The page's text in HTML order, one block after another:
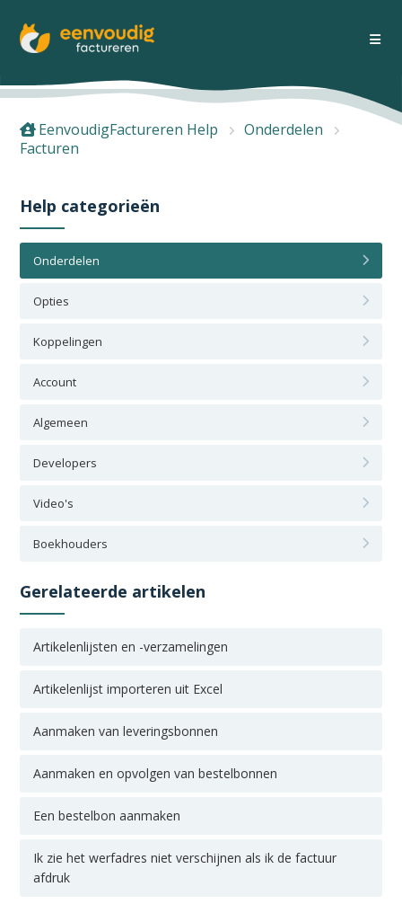
EenvoudigFactureren Help
Onderdelen
Facturen
Help categorieën
Onderdelen
Opties
Koppelingen
Account
Algemeen
Developers
Video's
Boekhouders
Gerelateerde artikelen
Artikelenlijsten en -verzamelingen
Artikelenlijst importeren uit Excel
Aanmaken van leveringsbonnen
Aanmaken en opvolgen van bestelbonnen
Een bestelbon aanmaken
Ik zie het werfadres niet verschijnen als ik de factuur
afdruk